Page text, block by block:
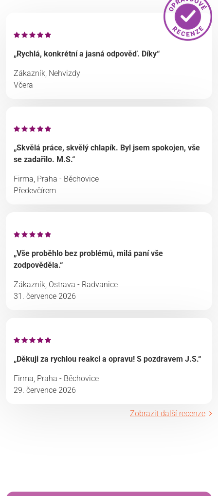
„Rychlá, konkrétní a jasná odpověď. Díky“
Zákazník, Nehvizdy
Včera
„Skvělá práce, skvělý chlapík. Byl jsem spokojen, vše
se zadařilo. M.S.“
Firma, Praha - Běchovice
Předevčírem
„Vše proběhlo bez problémů, milá paní vše
zodpověděla.“
Zákazník, Ostrava - Radvanice
31. července 2026
„Děkuji za rychlou reakci a opravu! S pozdravem J.S.“
Firma, Praha - Běchovice
29. července 2026
Zobrazit další recenze